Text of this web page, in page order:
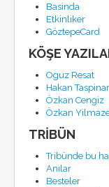
Basinda
Etkinliker
GöztepeCard
KÖŞE
Oguz Resat
Hakan Taspinar
Özkan Cengiz
Özkan
TRİBÜN
Tribünde bu
Anılar
Besteler